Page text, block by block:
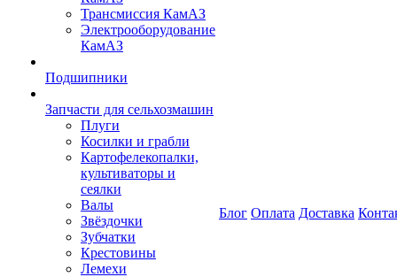
Трансмиссия КамАЗ
Электрооборудование
КамАЗ
Подшипники
Запчасти для сельхозмашин
Плуги
Косилки и грабли
Картофелекопалки,
культиваторы и
сеялки
Валы
Звёздочки
Зубчатки
Крестовины
Лемехи
Блог Оплата Доставка